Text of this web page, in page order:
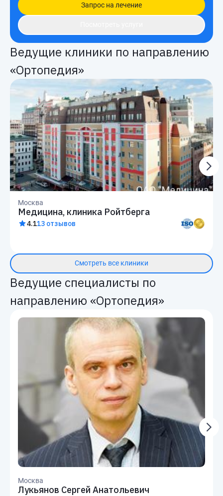
Запрос на лечение
Ведущие клиники по направлению
«Ортопедия»
Москва
Медицина, клиника Ройтберга
4.113 отзывов
Смотреть все клиники
Ведущие специалисты по
направлению «Ортопедия»
Москва
Лукьянов Сергей Анатольевич